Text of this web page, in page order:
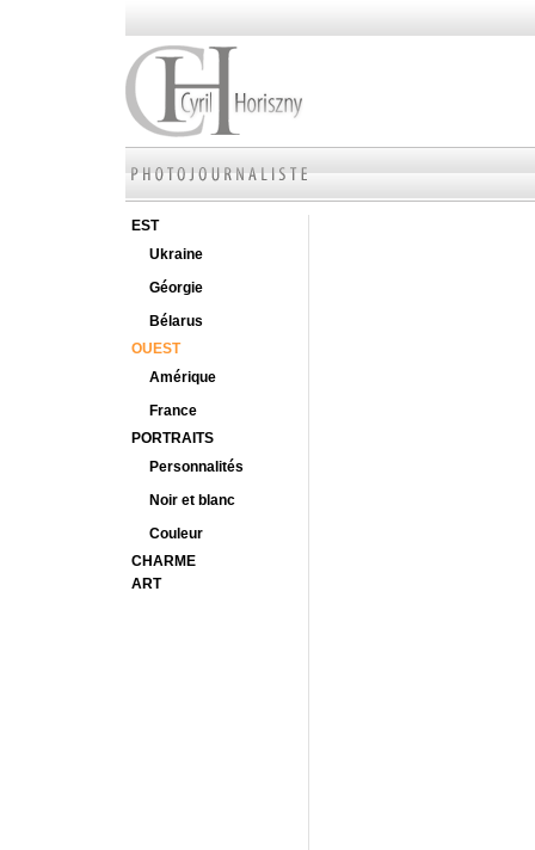
EST
Ukraine
Géorgie
Bélarus
OUEST
Amérique
France
PORTRAITS
Personnalités
Noir et blanc
Couleur
CHARME
ART